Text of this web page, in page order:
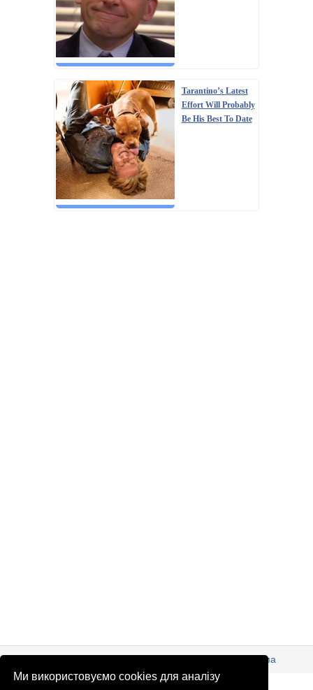
Ми використовуємо cookies для аналізу
Tarantino’s Latest
Effort Will Probably
Be His Best To Date
© Патріоти України 2026 Правова інформація
Реклама
info@patrioty.org.ua